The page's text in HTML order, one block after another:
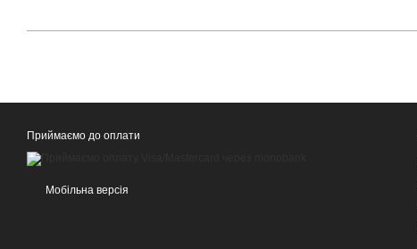
Приймаємо до оплати
Мобільна версія